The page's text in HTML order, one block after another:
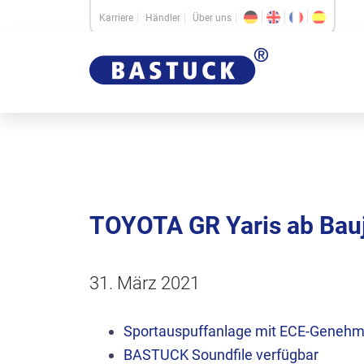
Karriere Händler Über uns
TOYOTA GR Yaris ab
31. März 2021
Sportauspuffanlage mit ECE-
BASTUCKSoundfile verfügbar